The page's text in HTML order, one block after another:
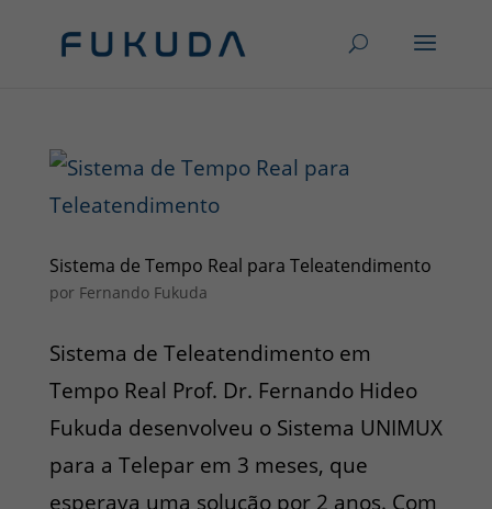
Sistema de Tempo Real para Teleatendimento
por Fernando Fukuda
Sistema de Teleatendimento em
Tempo Real Prof. Dr. Fernando Hideo
Fukuda desenvolveu o Sistema UNIMUX
para a Telepar em 3 meses, que
esperava uma solução por 2 anos. Com